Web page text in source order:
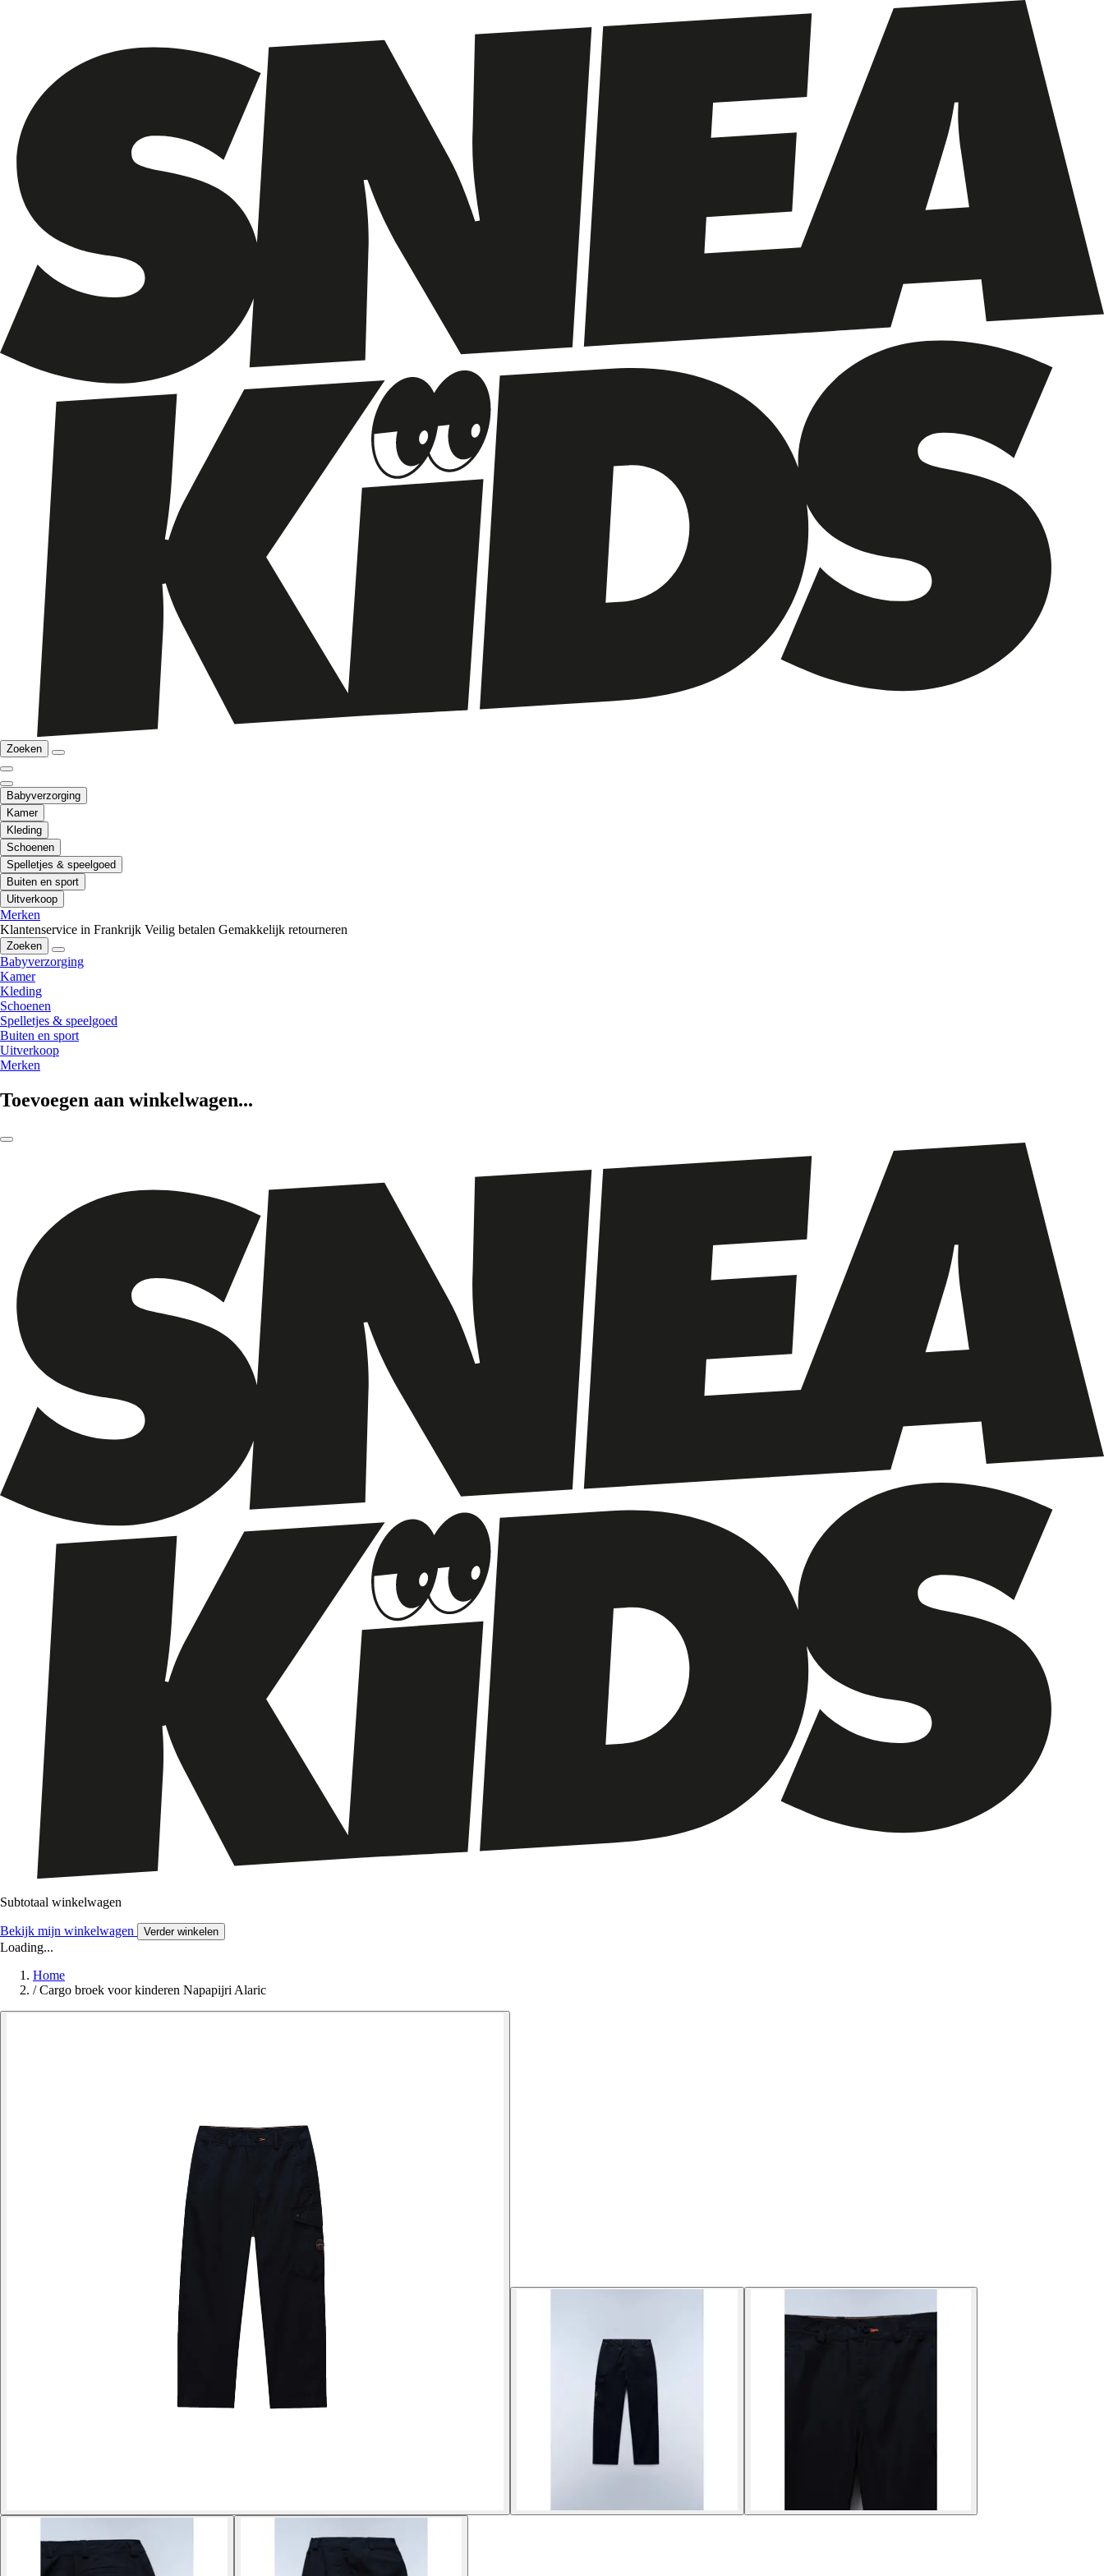
Zoeken
Babyverzorging
Kamer
Kleding
Schoenen
Spelletjes & speelgoed
Buiten en sport
Uitverkoop
Merken
Klantenservice in Frankrijk Veilig betalen Gemakkelijk retourneren
Zoeken
Babyverzorging
Kamer
Kleding
Schoenen
Spelletjes & speelgoed
Buiten en sport
Uitverkoop
Merken
Toevoegen aan winkelwagen...
Subtotaal winkelwagen
Bekijk mijn winkelwagen Verder winkelen
Loading...
Home
/ Cargo broek voor kinderen Napapijri Alaric